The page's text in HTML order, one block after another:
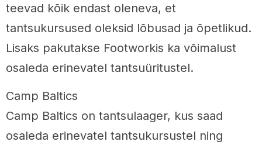
teevad kõik endast oleneva, et
tantsukursused oleksid lõbusad ja õpetlikud.
Lisaks pakutakse Footworkis ka võimalust
osaleda erinevatel tantsuüritustel.
Camp Baltics
Camp Baltics on tantsulaager, kus saad
osaleda erinevatel tantsukursustel ning